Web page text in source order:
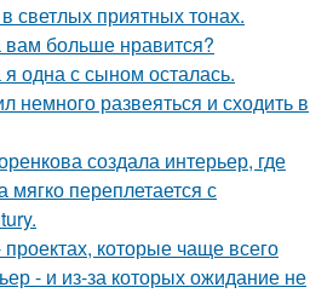
светлых приятных тонах.
вам больше нравится?
одна с сыном осталась.
немного развеяться и сходить в
создала интерьер, где
мягко переплетается с
которые чаще всего
- и из-за которых ожидание не